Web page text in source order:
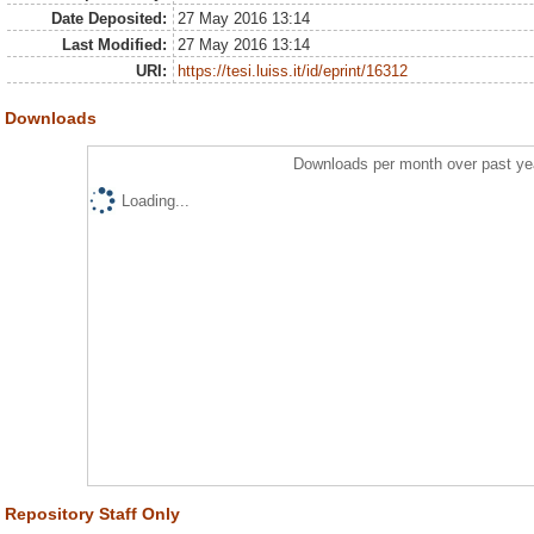
Date Deposited:
27 May 2016 13:14
Last Modified:
27 May 2016 13:14
URI:
https://tesi.luiss.it/id/eprint/16312
Downloads
Downloads per month over past
Loading...
Repository Staff Only